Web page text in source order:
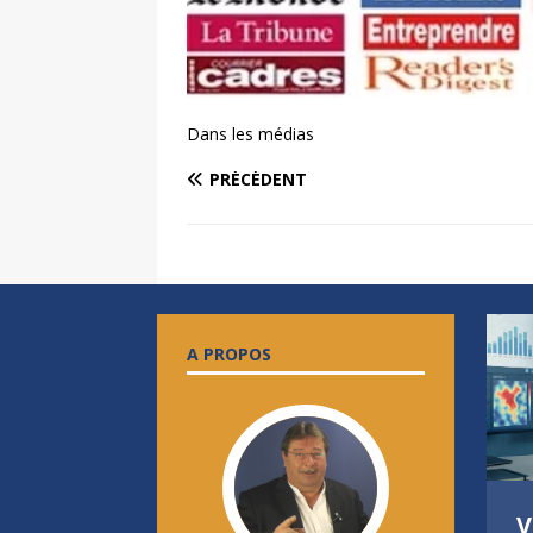
Dans les médias
PRÉCÉDENT
A PROPOS
8 BONNES RAISONS